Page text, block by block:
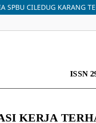
SPBU CILEDUG KARANG